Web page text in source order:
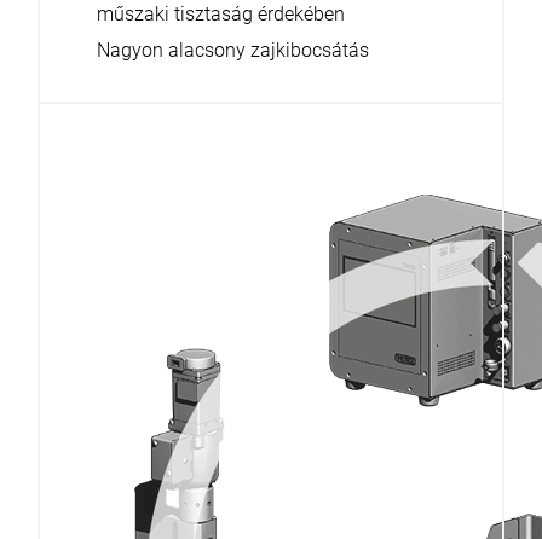
műszaki tisztaság érdekében
Nagyon alacsony zajkibocsátás